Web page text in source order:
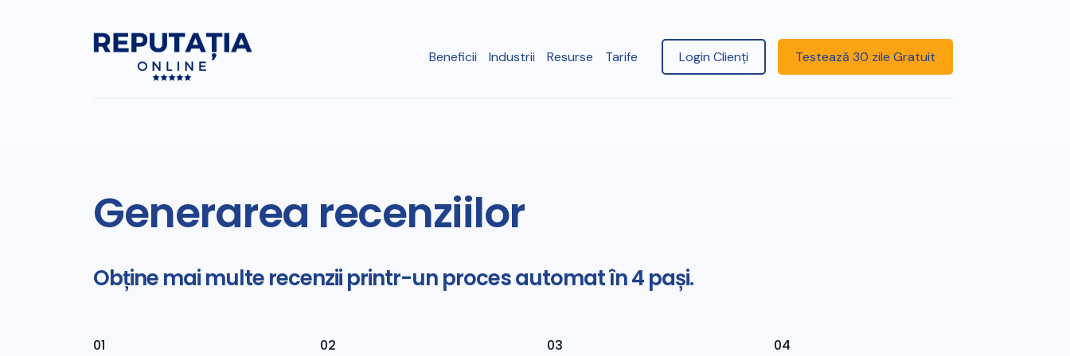
Beneficii Industrii Resurse Tarife Login Clienți Testează 30 zile Gratuit
Generarea recenziilor
Obține mai multe recenzii printr-un proces automat în 4 pași.
01 02 03 04